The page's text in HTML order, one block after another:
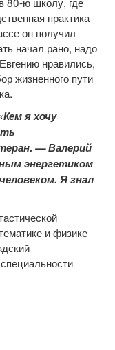
практика
он получил
начал рано, надо
нравились,
жизненного пути
я хочу
— Валерий
энергетиком
Я знал
и физике